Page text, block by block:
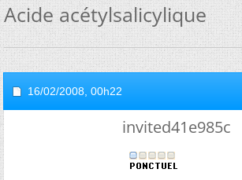
Acide acétylsalicylique
16/02/2008, 00h22
invited41e985c